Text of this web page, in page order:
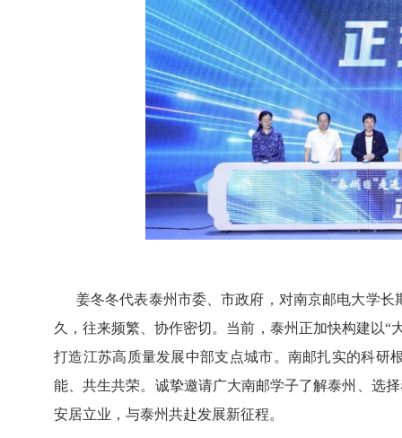
姜冬冬代表泰州市委、市政府，对南京邮电大学长
久，往来频繁、协作密切。当前，泰州正加快构建以
打造江苏高质量发展中部支点城市。南邮扎实的科研
能、共生共荣。诚挚邀请广大南邮学子了解泰州、选
安居立业，与泰州共赴发展新征程。